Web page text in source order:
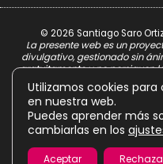
© 2026 Santiago Saro
La presente web es un
divulgativo, gestionado sin
gratuitamente y no persiguen
Utilizamos cookies
en nuestra web.
Puedes aprender más
cambiarlas en los
Aceptar